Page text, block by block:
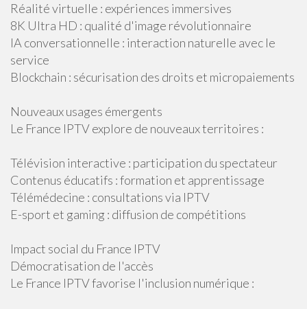
Réalité virtuelle : expériences immersives
8K Ultra HD : qualité d'image révolutionnaire
IA conversationnelle : interaction naturelle avec le
service
Blockchain : sécurisation des droits et micropaiements
Nouveaux usages émergents
Le France IPTV explore de nouveaux territoires :
Télévision interactive : participation du spectateur
Contenus éducatifs : formation et apprentissage
Télémédecine : consultations via IPTV
E-sport et gaming : diffusion de compétitions
Impact social du France IPTV
Démocratisation de l'accès
Le France IPTV favorise l'inclusion numérique :